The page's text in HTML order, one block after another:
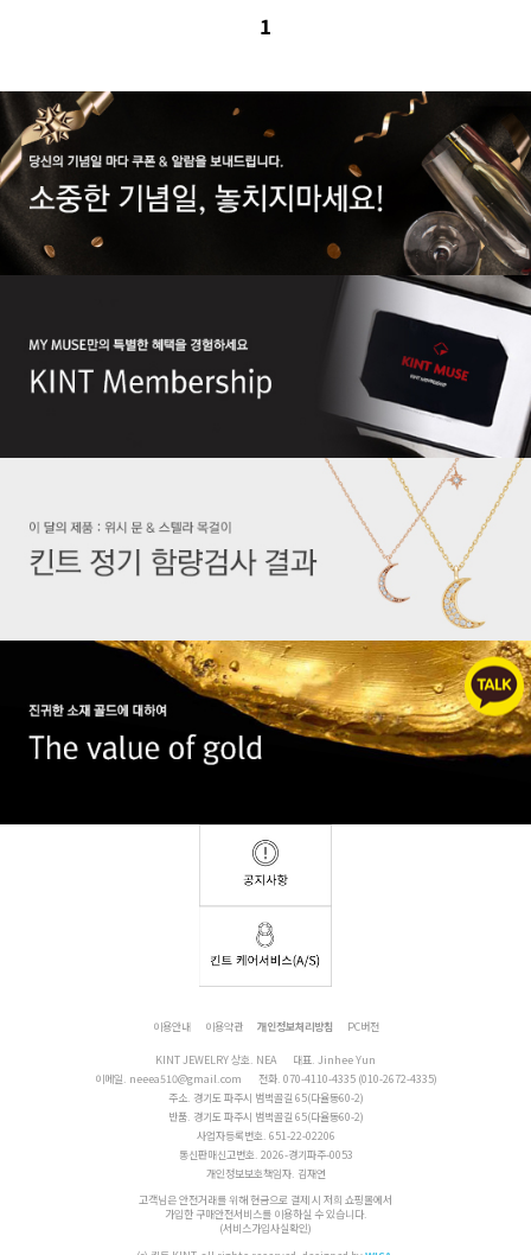
1
이용안내 이용약관 개인정보처리방침 PC버전
KINT JEWELRY 상호. NEA
대표. Jinhee Yun
이메일. neeea510@gmail.com 전화. 070-4110-4335 (010-2672-4335)
주소. 경기도 파주시 범벅골길 65(다율동60-2)
반품. 경기도 파주시 범벅골길 65(다율동60-2)
사업자등록번호. 651-22-02206
통신판매신고번호. 2026-경기파주-0053
개인정보보호책임자. 김재연
고객님은 안전거래를 위해 현금으로 결제 시 저희 쇼핑몰에서
가입한 구매안전서비스를 이용하실 수 있습니다.
(서비스가입사실확인)